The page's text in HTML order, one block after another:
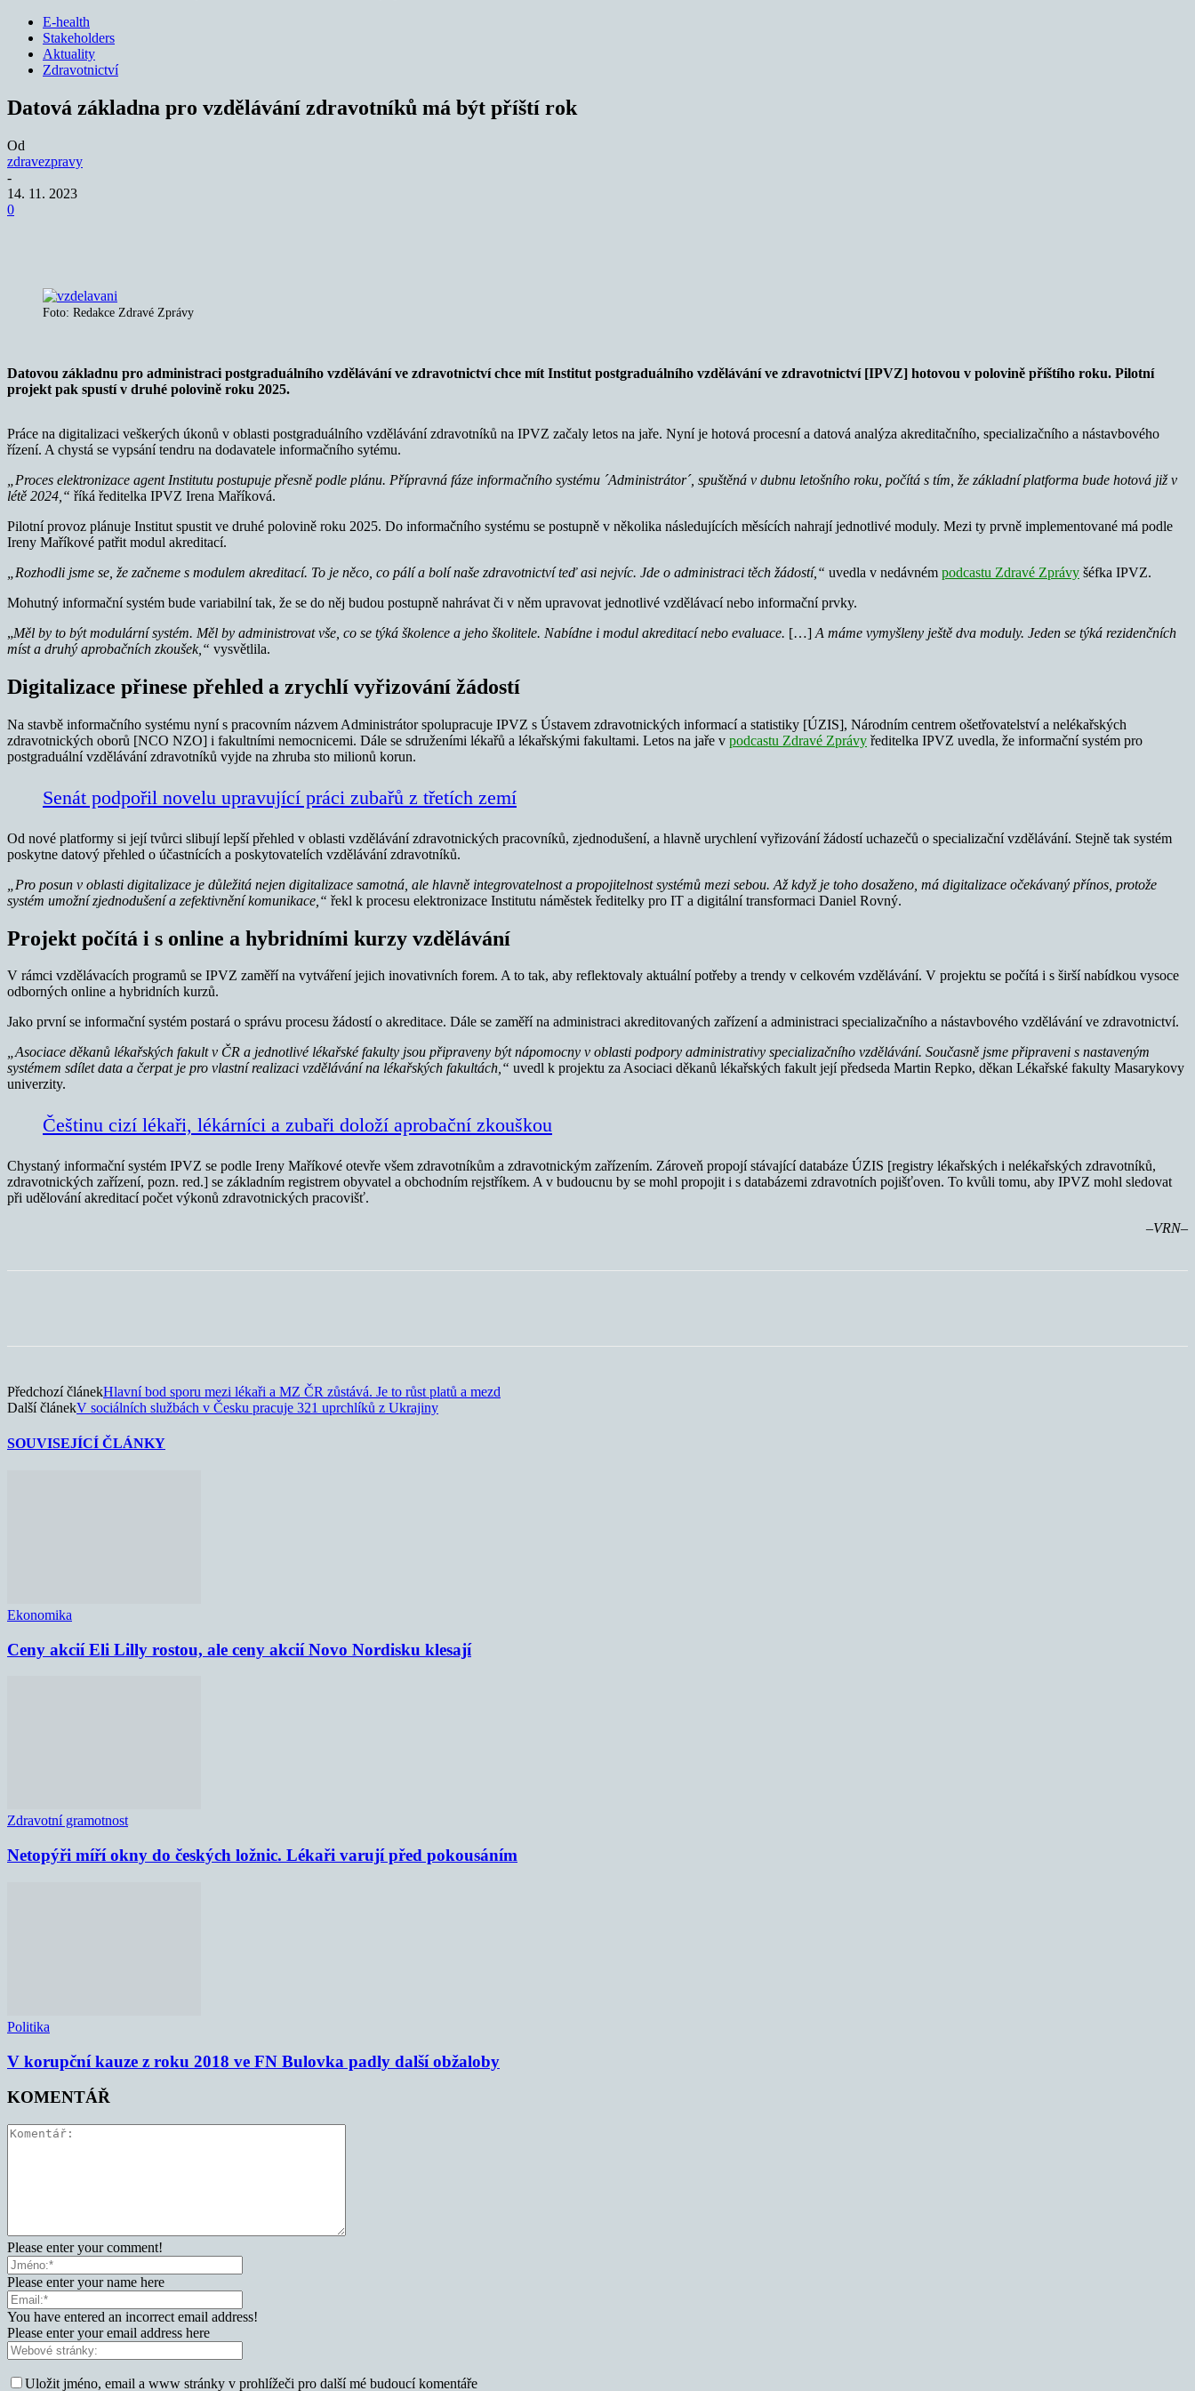
E-health
Stakeholders
Aktuality
Zdravotnictví
Datová základna pro vzdělávání zdravotníků má být příští rok
Od
zdravezpravy
-
14. 11. 2023
0
Foto: Redakce Zdravé Zprávy
Datovou základnu pro administraci postgraduálního vzdělávání ve zdravotnictví chce mít Institut postgraduálního vzdělávání ve zdravotnictví [IPVZ] hotovou v polovině příštího roku. Pilotní
projekt pak spustí v druhé polovině roku 2025.
Práce na digitalizaci veškerých úkonů v oblasti postgraduálního vzdělávání zdravotníků na IPVZ začaly letos na jaře. Nyní je hotová procesní a datová analýza akreditačního, specializačního a nástavbového
řízení. A chystá se vypsání tendru na dodavatele informačního sytému.
„Proces elektronizace agent Institutu postupuje přesně podle plánu. Přípravná fáze informačního systému ´Administrátor´, spuštěná v dubnu letošního roku, počítá s tím, že základní platforma bude hotová již v
létě 2024,“ říká ředitelka IPVZ Irena Maříková.
Pilotní provoz plánuje Institut spustit ve druhé polovině roku 2025. Do informačního systému se postupně v několika následujících měsících nahrají jednotlivé moduly. Mezi ty prvně implementované má podle
Ireny Maříkové patřit modul akreditací.
„Rozhodli jsme se, že začneme s modulem akreditací. To je něco, co pálí a bolí naše zdravotnictví teď asi nejvíc. Jde o administraci těch žádostí,“ uvedla v nedávném podcastu Zdravé Zprávy šéfka IPVZ.
Mohutný informační systém bude variabilní tak, že se do něj budou postupně nahrávat či v něm upravovat jednotlivé vzdělávací nebo informační prvky.
„Měl by to být modulární systém. Měl by administrovat vše, co se týká školence a jeho školitele. Nabídne i modul akreditací nebo evaluace. […] A máme vymyšleny ještě dva moduly. Jeden se týká rezidenčních
míst a druhý aprobačních zkoušek,“ vysvětlila.
Digitalizace přinese přehled a zrychlí vyřizování žádostí
Na stavbě informačního systému nyní s pracovním názvem Administrátor spolupracuje IPVZ s Ústavem zdravotnických informací a statistiky [ÚZIS], Národním centrem ošetřovatelství a nelékařských
zdravotnických oborů [NCO NZO] i fakultními nemocnicemi. Dále se sdruženími lékařů a lékařskými fakultami. Letos na jaře v podcastu Zdravé Zprávy ředitelka IPVZ uvedla, že informační systém pro
postgraduální vzdělávání zdravotníků vyjde na zhruba sto milionů korun.
Senát podpořil novelu upravující práci zubařů z třetích zemí
Od nové platformy si její tvůrci slibují lepší přehled v oblasti vzdělávání zdravotnických pracovníků, zjednodušení, a hlavně urychlení vyřizování žádostí uchazečů o specializační vzdělávání. Stejně tak systém
poskytne datový přehled o účastnících a poskytovatelích vzdělávání zdravotníků.
„Pro posun v oblasti digitalizace je důležitá nejen digitalizace samotná, ale hlavně integrovatelnost a propojitelnost systémů mezi sebou. Až když je toho dosaženo, má digitalizace očekávaný přínos, protože
systém umožní zjednodušení a zefektivnění komunikace,“ řekl k procesu elektronizace Institutu náměstek ředitelky pro IT a digitální transformaci Daniel Rovný.
Projekt počítá i s online a hybridními kurzy vzdělávání
V rámci vzdělávacích programů se IPVZ zaměří na vytváření jejich inovativních forem. A to tak, aby reflektovaly aktuální potřeby a trendy v celkovém vzdělávání. V projektu se počítá i s širší nabídkou vysoce
odborných online a hybridních kurzů.
Jako první se informační systém postará o správu procesu žádostí o akreditace. Dále se zaměří na administraci akreditovaných zařízení a administraci specializačního a nástavbového vzdělávání ve zdravotnictví.
„Asociace děkanů lékařských fakult v ČR a jednotlivé lékařské fakulty jsou připraveny být nápomocny v oblasti podpory administrativy specializačního vzdělávání. Současně jsme připraveni s nastaveným
systémem sdílet data a čerpat je pro vlastní realizaci vzdělávání na lékařských fakultách,“ uvedl k projektu za Asociaci děkanů lékařských fakult její předseda Martin Repko, děkan Lékařské fakulty Masarykovy
univerzity.
Češtinu cizí lékaři, lékárníci a zubaři doloží aprobační zkouškou
Chystaný informační systém IPVZ se podle Ireny Maříkové otevře všem zdravotníkům a zdravotnickým zařízením. Zároveň propojí stávající databáze ÚZIS [registry lékařských i nelékařských zdravotníků,
zdravotnických zařízení, pozn. red.] se základním registrem obyvatel a obchodním rejstříkem. A v budoucnu by se mohl propojit i s databázemi zdravotních pojišťoven. To kvůli tomu, aby IPVZ mohl sledovat
při udělování akreditací počet výkonů zdravotnických pracovišť.
–VRN–
Předchozí článekHlavní bod sporu mezi lékaři a MZ ČR zůstává. Je to růst platů a mezd
Další článekV sociálních službách v Česku pracuje 321 uprchlíků z Ukrajiny
SOUVISEJÍCÍ ČLÁNKY
Ekonomika
Ceny akcií Eli Lilly rostou, ale ceny akcií Novo Nordisku klesají
Zdravotní gramotnost
Netopýři míří okny do českých ložnic. Lékaři varují před pokousáním
Politika
V korupční kauze z roku 2018 ve FN Bulovka padly další obžaloby
KOMENTÁŘ
Please enter your comment!
Please enter your name here
You have entered an incorrect email address!
Please enter your email address here
Uložit jméno, email a www stránky v prohlížeči pro další mé budoucí komentáře